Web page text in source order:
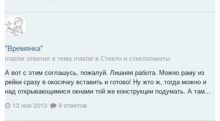
"Времянка"
master ответил в тема master в Стекло и стеклопакеты
А вот с этим соглашусь, пожалуй. Лишняя работа. Можно раму из
рейки сразу в окосячку вставить и готово! Ну жто ж, тогда можно и
над открывающимися окнами той же конструкции подумать. А там...
13 ноя 2013
9 ответов